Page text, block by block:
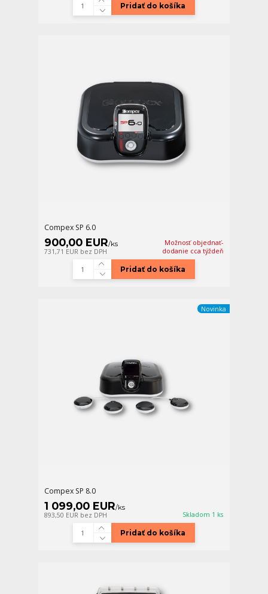
Pridať do košíka
Compex SP 6.0
900,00 EUR/ks
731,71 EUR bez DPH
Možnosť objednať-
dodanie cca týždeň
Pridať do košíka
Novinka
Compex SP 8.0
1 099,00 EUR/ks
893,50 EUR bez DPH Skladom 1 ks
Pridať do košíka